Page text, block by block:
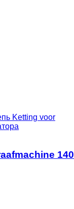
Ketting voor
140